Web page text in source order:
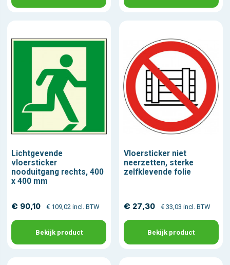
Lichtgevende
vloersticker
nooduitgang rechts, 400
x 400 mm
€ 90,10 € 109,02 incl. BTW
Bekijk product
Vloersticker niet
neerzetten, sterke
zelfklevende folie
€ 27,30 € 33,03 incl. BTW
Bekijk product